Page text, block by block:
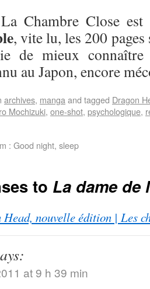
Chambre Close
, vite lu, les 200
de mieux
au Japon, encore
archives, manga and tagged Dragon
Mochizuki, one-shot, psychologique,
: Good night, sleep
to La dame de
nouvelle édition | Les
at 9 h 39 min